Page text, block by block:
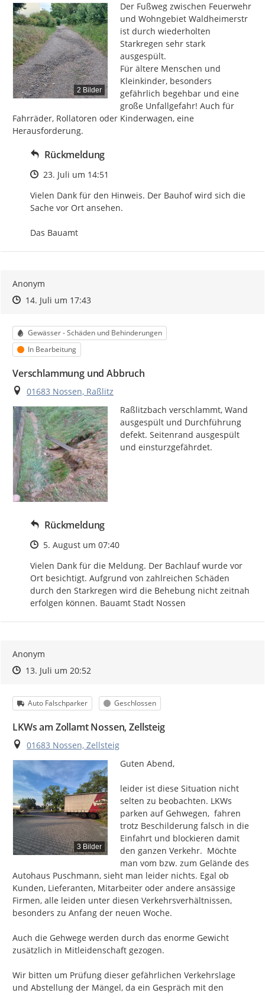
2 Bilder
Der Fußweg zwischen Feuerwehr
und Wohngebiet Waldheimerstr
ist durch wiederholten
Starkregen sehr stark
ausgespült.
Für ältere Menschen und
Kleinkinder, besonders
gefährlich begehbar und eine
große Unfallgefahr! Auch für
Fahrräder, Rollatoren oder Kinderwagen, eine
Herausforderung.
Rückmeldung
Zeitpunkt des Erstellens
23. Juli um 14:51
Vielen Dank für den Hinweis. Der Bauhof wird sich die
Sache vor Ort ansehen.
Das Bauamt
Anonym
Zeitpunkt des Erstellens
Zeitpunkt des Erstellens
14. Juli um 17:43Zur Äußerung
Kategorie
Gewässer - Schäden und Behinderungen
Status
In Bearbeitung
Verschlammung und Abbruch
Ort
01683 Nossen, Raßlitz
Raßlitzbach verschlammt, Wand
ausgespült und Durchführung
defekt. Seitenrand ausgespült
und einsturzgefährdet.
Rückmeldung
Zeitpunkt des Erstellens
5. August um 07:40
Vielen Dank für die Meldung. Der Bachlauf wurde vor
Ort besichtigt. Aufgrund von zahlreichen Schäden
durch den Starkregen wird die Behebung nicht zeitnah
erfolgen können. Bauamt Stadt Nossen
Anonym
Zeitpunkt des Erstellens
Zeitpunkt des Erstellens
13. Juli um 20:52Zur Äußerung
Kategorie
Auto Falschparker Status
Geschlossen
LKWs am Zollamt Nossen, Zellsteig
Ort
01683 Nossen, Zellsteig
3 Bilder
Guten Abend,
leider ist diese Situation nicht
selten zu beobachten. LKWs
parken auf Gehwegen,  fahren
trotz Beschilderung falsch in die
Einfahrt und blockieren damit
den ganzen Verkehr.  Möchte
man vom bzw. zum Gelände des
Autohaus Puschmann, sieht man leider nichts. Egal ob
Kunden, Lieferanten, Mitarbeiter oder andere ansässige
Firmen, alle leiden unter diesen Verkehrsverhältnissen,
besonders zu Anfang der neuen Woche.
Auch die Gehwege werden durch das enorme Gewicht
zusätzlich in Mitleidenschaft gezogen.
Wir bitten um Prüfung dieser gefährlichen Verkehrslage
und Abstellung der Mängel, da ein Gespräch mit den